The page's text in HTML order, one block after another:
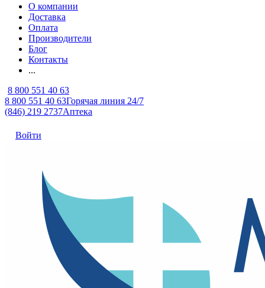
О компании
Доставка
Оплата
Производители
Блог
Контакты
...
8 800 551 40 63
8 800 551 40 63Горячая линия 24/7
(846) 219 2737Аптека
Войти